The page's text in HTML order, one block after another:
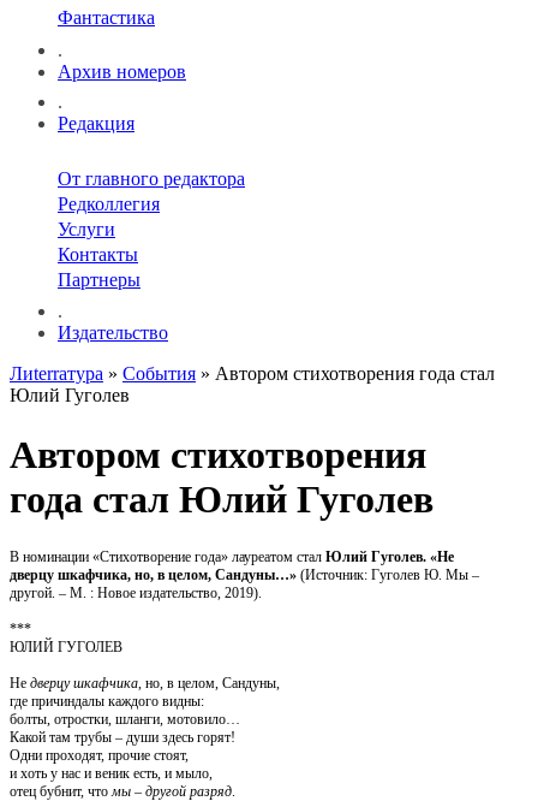
Фантастика
.
Архив номеров
.
Редакция
От главного редактора
Редколлегия
Услуги
Контакты
Партнеры
.
Издательство
Лиterraтура » События » Автором стихотворения года стал
Юлий Гуголев
Автором стихотворения
года стал Юлий Гуголев
В номинации «Стихотворение года» лауреатом стал Юлий Гуголев. «Не
дверцу шкафчика, но, в целом, Сандуны…» (Источник: Гуголев Ю. Мы –
другой. – М. : Новое издательство, 2019).
***
ЮЛИЙ ГУГОЛЕВ
Не дверцу шкафчика, но, в целом, Сандуны,
где причиндалы каждого видны:
болты, отростки, шланги, мотовило…
Какой там трубы – души здесь горят!
Одни проходят, прочие стоят,
и хоть у нас и веник есть, и мыло,
отец бубнит, чтомы – другой разряд.